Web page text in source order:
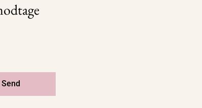
Send